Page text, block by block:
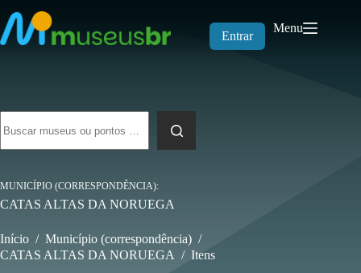
para
o
conteúdo
Entrar
Menu
resultados
MUNICÍPIO (CORRESPONDÊNCIA)
CATAS ALTAS DA NORUEGA
Início / Município (correspondência) /
CATAS ALTAS DA NORUEGA / Itens